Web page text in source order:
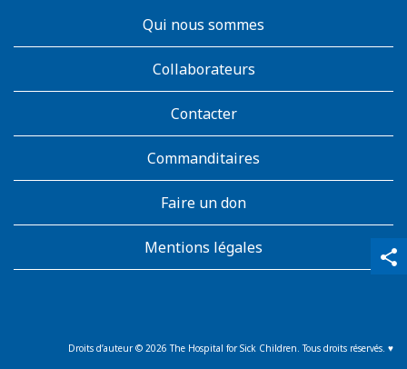
share
qr_code_scanner
content_copy
AboutKidsHealthQui nous sommes
Collaborateurs
Contacter
Commanditaires
Faire un don
Mentions légales
Droits d’auteur © 2026 The Hospital for Sick Children. Tous droits réservés. ♥